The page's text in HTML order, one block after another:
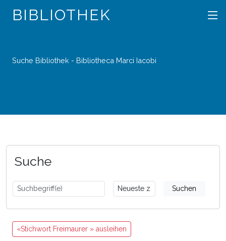
BIBLIOTHEK
Suche Bibliothek - Bibliotheca Marci Iacobi
Suche
Suchen
«Stichwort Freimaurer » ausleihen